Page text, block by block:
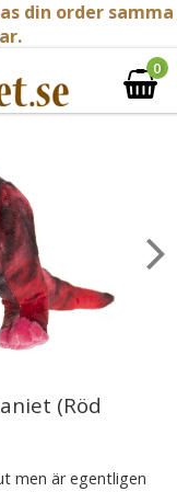
din order samma
0
(Röd
men är egentligen